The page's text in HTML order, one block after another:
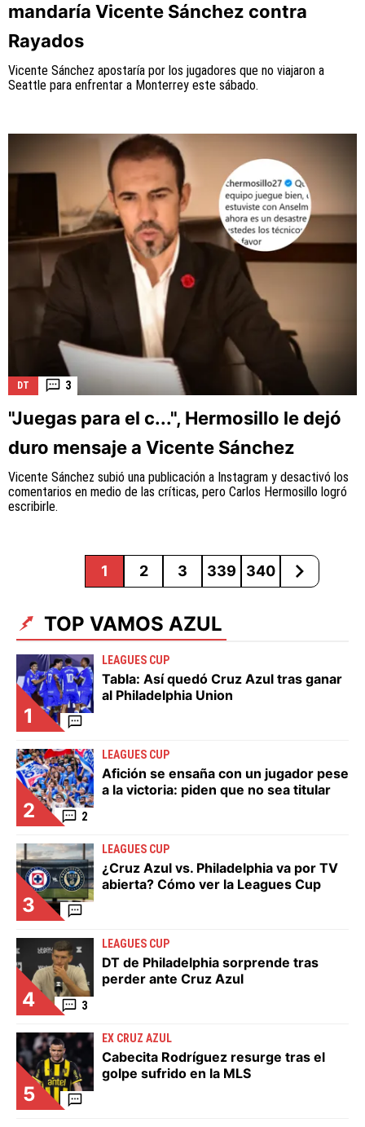
mandaría Vicente Sánchez contra
Rayados
Vicente Sánchez apostaría por los jugadores que no viajaron a
Seattle para enfrentar a Monterrey este sábado.
DT 3
"Juegas para el c...", Hermosillo le dejó
duro mensaje a Vicente Sánchez
Vicente Sánchez subió una publicación a Instagram y desactivó los
comentarios en medio de las críticas, pero Carlos Hermosillo logró
escribirle.
1 2 3 339 340
TOP VAMOS AZUL
1
LEAGUES CUP
Tabla: Así quedó Cruz Azul tras ganar
al Philadelphia Union
2 2
LEAGUES CUP
Afición se ensaña con un jugador pese
a la victoria: piden que no sea titular
3
LEAGUES CUP
¿Cruz Azul vs. Philadelphia va por TV
abierta? Cómo ver la Leagues Cup
4 3
LEAGUES CUP
DT de Philadelphia sorprende tras
perder ante Cruz Azul
5
EX CRUZ AZUL
Cabecita Rodríguez resurge tras el
golpe sufrido en la MLS